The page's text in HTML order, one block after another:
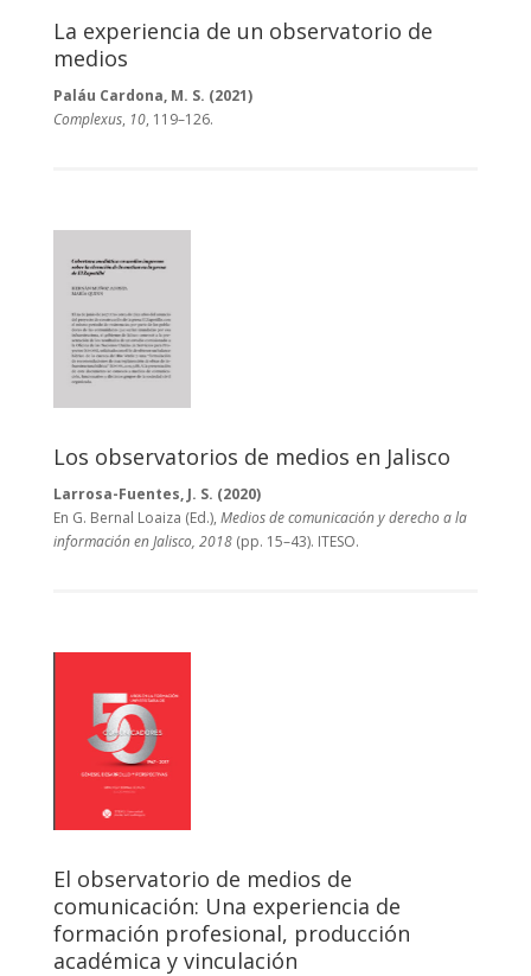
La experiencia de un observatorio de
medios
Paláu Cardona, M. S. (2021)
Complexus, 10, 119–126.
Los observatorios de medios en Jalisco
Larrosa-Fuentes, J. S. (2020)
En G. Bernal Loaiza (Ed.), Medios de comunicación y derecho a la
información en Jalisco, 2018(pp. 15–43). ITESO.
El observatorio de medios de
comunicación: Una experiencia de
formación profesional, producción
académica y vinculación